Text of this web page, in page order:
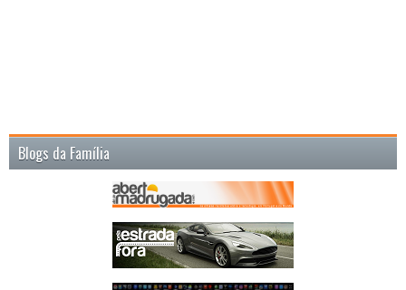
Blogs da Família